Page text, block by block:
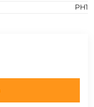
PH1